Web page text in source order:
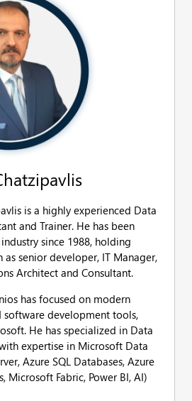
is a highly experienced Data
and Trainer. He has been
since 1988, holding
as senior developer, IT Manager,
Architect and Consultant.
has focused on modern
software development tools,
He has specialized in Data
expertise in Microsoft Data
Azure SQL Databases, Azure
Microsoft Fabric, Power BI, AI)